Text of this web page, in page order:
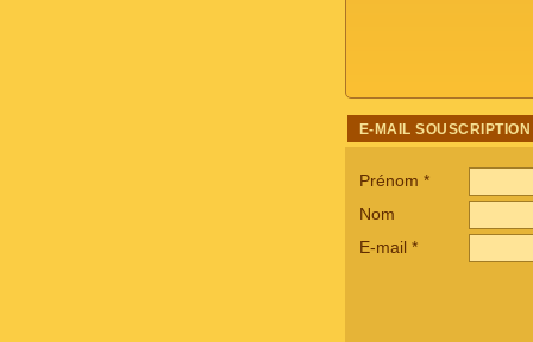
E-MAIL SOUSCRIPTION
Prénom *
Nom
E-mail *